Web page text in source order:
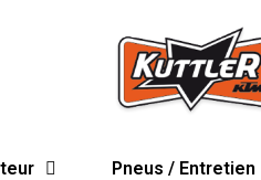
Pneus / Entretien